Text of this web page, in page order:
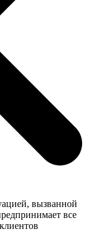
вызванной
все